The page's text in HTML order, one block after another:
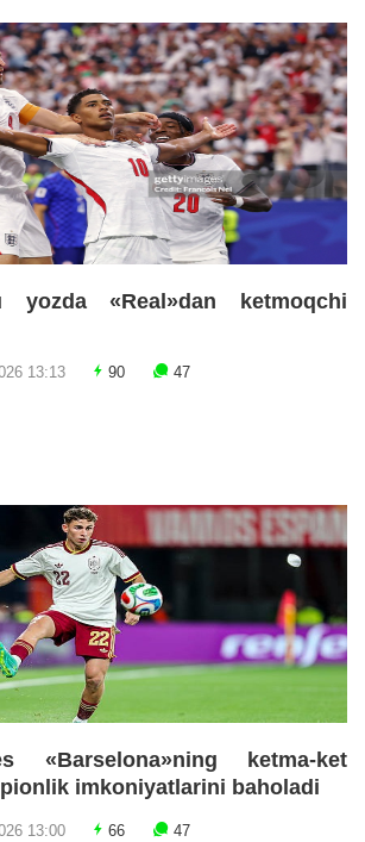
yozda «Real»dan ketmoqchi
13:13 90 47
«Barselona»ning ketma-ket
imkoniyatlarini baholadi
13:00 66 47